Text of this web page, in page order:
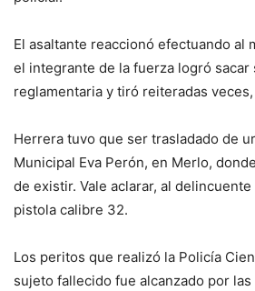
El asaltante reaccionó efectuando al
el integrante de la fuerza logró sacar
reglamentaria y tiró reiteradas
Herrera tuvo que ser trasladado de
Municipal Eva Perón, en Merlo,
de existir. Vale aclarar, al
pistola calibre 32.
Los peritos que realizó la Policía
sujeto fallecido fue alcanzado por las